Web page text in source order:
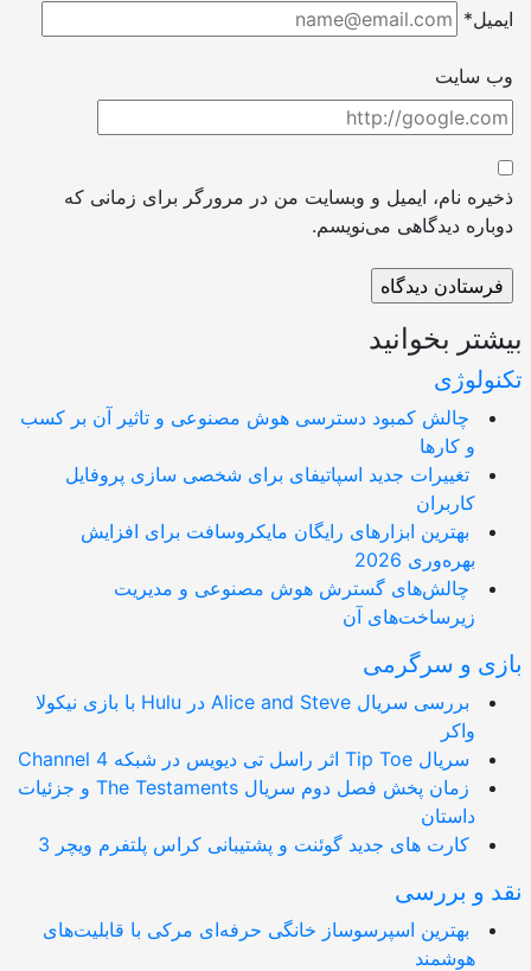
سایت
نام، ایمیل و وبسایت من در مرورگر برای زمانی که
دیدگاهی می‌نویسم.
بخوانید
چالش کمبود دسترسی هوش مصنوعی و تاثیر آن بر کسب
و کارها
تغییرات جدید اسپاتیفای برای شخصی سازی پروفایل
کاربران
بهترین ابزارهای رایگان مایکروسافت برای افزایش
بهره‌وری 2026
چالش‌های گسترش هوش مصنوعی و مدیریت
زیرساخت‌های آن
و سرگرمی
بررسی سریال Alice and Steve در Hulu با بازی نیکولا
سریال Tip Toe اثر راسل تی دیویس در شبکه Channel 4
زمان پخش فصل دوم سریال The Testaments و جزئیات
داستان
کارت های جدید گوئنت و پشتیبانی کراس پلتفرم ویچر 3
و بررسی
بهترین اسپرسوساز خانگی حرفه‌ای مرکی با قابلیت‌های
هوشمند